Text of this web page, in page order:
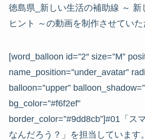
徳島県_新しい生活の補助線 ～ 新
ヒント ～の動画を制作させていた
[word_balloon id=”2″ size=”M”
name_position=”under_avatar”
balloon=”upper”
bg_color=”#f6f2ef”
border_color=”#9dd8cb”]#01「ス
なんだろう？」を担当しています